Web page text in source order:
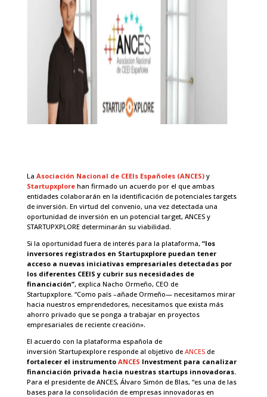
La Asociación Nacional de CEEIs Españoles (ANCES)y
Startupxplorehan firmado un acuerdo por el que ambas
entidades colaborarán en la identificación de potenciales targets
de inversión. En virtud del convenio, una vez detectada una
oportunidad de inversión en un potencial target, ANCES y
STARTUPXPLORE determinarán su viabilidad.
Si la oportunidad fuera de interés para la plataforma, “los
inversores registrados en Startupxplore puedan tener
acceso a nuevas iniciativas empresariales detectadas por
los diferentes CEEIS y cubrir sus necesidades de
financiación”, explica Nacho Ormeño, CEO de
Startupxplore. “Como país –añade Ormeño— necesitamos mirar
hacia nuestros emprendedores, necesitamos que exista más
ahorro privado que se ponga a trabajar en proyectos
empresariales de reciente creación».
El acuerdo con la plataforma española de
inversión Startupexplore responde al objetivo de ANCESde
fortalecer el instrumento ANCES Investment para canalizar
financiación privada hacia nuestras startups innovadoras.
Para el presidente de ANCES, Álvaro Simón de Blas, “es una de las
bases para la consolidación de empresas innovadoras en